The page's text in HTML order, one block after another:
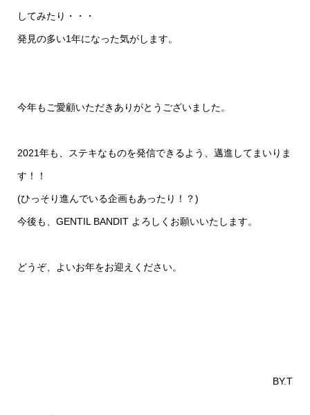
してみたり・・・
発見の多い1年になった気がします。
今年もご愛顧いただきありがとうございました。
2021年も、ステキなものを発信できるよう、邁進してまいりま
す！！
(ひっそり進んでいる企画もあったり！？)
今後も、GENTIL BANDIT よろしくお願いいたします。
どうぞ、よいお年をお迎えください。
BY.T